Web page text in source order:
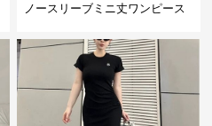
ノースリーブミニ丈ワンピース